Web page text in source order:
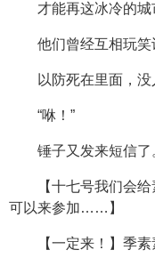
才能再这冰冷的城
他们曾经互相玩笑
以防死在里面，没
“咻！”
锤子又发来短信了
【十七号我们会
可以来参加……】
【一定来！】季素